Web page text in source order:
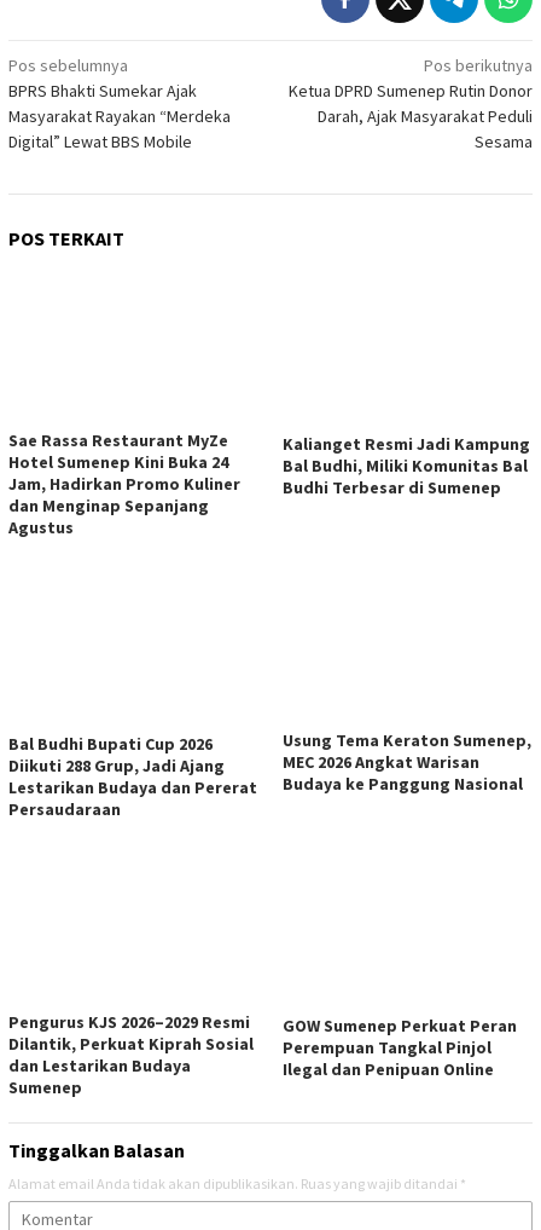
Navigasi
pos
Pos sebelumnya
BPRS Bhakti Sumekar Ajak
Masyarakat Rayakan “Merdeka
Digital” Lewat BBS Mobile
Pos berikutnya
Ketua DPRD Sumenep Rutin Donor
Darah, Ajak Masyarakat Peduli
Sesama
POS TERKAIT
Sae Rassa Restaurant MyZe
Hotel Sumenep Kini Buka 24
Jam, Hadirkan Promo Kuliner
dan Menginap Sepanjang
Agustus
Kalianget Resmi Jadi Kampung
Bal Budhi, Miliki Komunitas Bal
Budhi Terbesar di Sumenep
Bal Budhi Bupati Cup 2026
Diikuti 288 Grup, Jadi Ajang
Lestarikan Budaya dan Pererat
Persaudaraan
Usung Tema Keraton Sumenep,
MEC 2026 Angkat Warisan
Budaya ke Panggung Nasional
Pengurus KJS 2026–2029 Resmi
Dilantik, Perkuat Kiprah Sosial
dan Lestarikan Budaya
Sumenep
GOW Sumenep Perkuat Peran
Perempuan Tangkal Pinjol
Ilegal dan Penipuan Online
Tinggalkan Balasan
Alamat email Anda tidak akan dipublikasikan. Ruas yang wajib ditandai *